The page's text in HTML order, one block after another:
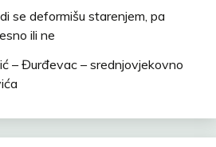
se deformišu starenjem, pa
ili ne
– Đurđevac – srednjovjekovno